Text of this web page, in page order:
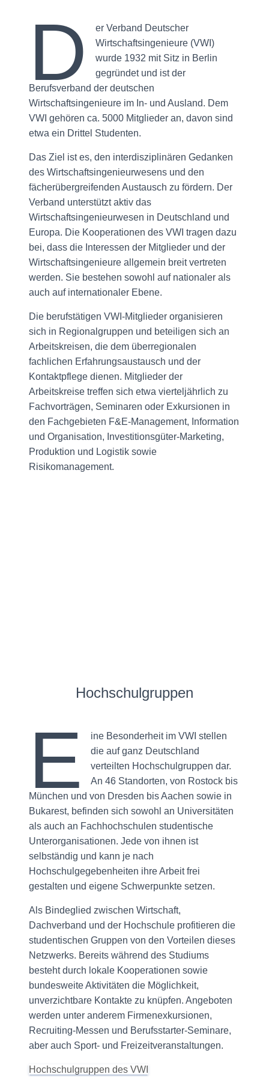
D
er Verband Deutscher
Wirtschaftsingenieure (VWI)
wurde 1932 mit Sitz in Berlin
gegründet und ist der
Berufsverband der deutschen
Wirtschaftsingenieure im In- und Ausland. Dem
VWI gehören ca. 5000 Mitglieder an, davon sind
etwa ein Drittel Studenten.
Das Ziel ist es, den interdisziplinären Gedanken
des Wirtschaftsingenieurwesens und den
fächerübergreifenden Austausch zu fördern. Der
Verband unterstützt aktiv das
Wirtschaftsingenieurwesen in Deutschland und
Europa. Die Kooperationen des VWI tragen dazu
bei, dass die Interessen der Mitglieder und der
Wirtschaftsingenieure allgemein breit vertreten
werden. Sie bestehen sowohl auf nationaler als
auch auf internationaler Ebene.
Die berufstätigen VWI-Mitglieder organisieren
sich in Regionalgruppen und beteiligen sich an
Arbeitskreisen, die dem überregionalen
fachlichen Erfahrungsaustausch und der
Kontaktpflege dienen. Mitglieder der
Arbeitskreise treffen sich etwa vierteljährlich zu
Fachvorträgen, Seminaren oder Exkursionen in
den Fachgebieten F&E-Management, Information
und Organisation, Investitionsgüter-Marketing,
Produktion und Logistik sowie
Risikomanagement.
Hochschulgruppen
E
ine Besonderheit im VWI stellen
die auf ganz Deutschland
verteilten Hochschulgruppen dar.
An 46 Standorten, von Rostock bis
München und von Dresden bis Aachen sowie in
Bukarest, befinden sich sowohl an Universitäten
als auch an Fachhochschulen studentische
Unterorganisationen. Jede von ihnen ist
selbständig und kann je nach
Hochschulgegebenheiten ihre Arbeit frei
gestalten und eigene Schwerpunkte setzen.
Als Bindeglied zwischen Wirtschaft,
Dachverband und der Hochschule profitieren die
studentischen Gruppen von den Vorteilen dieses
Netzwerks. Bereits während des Studiums
besteht durch lokale Kooperationen sowie
bundesweite Aktivitäten die Möglichkeit,
unverzichtbare Kontakte zu knüpfen. Angeboten
werden unter anderem Firmenexkursionen,
Recruiting-Messen und Berufsstarter-Seminare,
aber auch Sport- und Freizeitveranstaltungen.
Hochschulgruppen des VWI